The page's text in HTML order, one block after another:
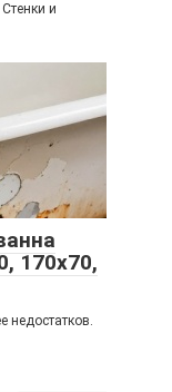
и
170х70,
недостатков.